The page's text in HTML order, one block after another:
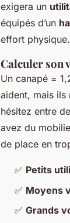
exigera un
équipés d’un
effort physique.
Calculer son
Un canapé =
aident, mais ils
hésitez entre
avez du
de place en
✅ Petits
✅ Moyens
✅ Grands